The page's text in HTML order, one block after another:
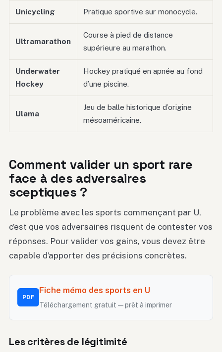
Unicycling Pratique sportive sur monocycle.
Ultramarathon
Course à pied de distance
supérieure au marathon.
Underwater
Hockey
Hockey pratiqué en apnée au fond
d’une piscine.
Ulama
Jeu de balle historique d’origine
mésoaméricaine.
Comment valider un sport rare
face à des adversaires
sceptiques ?
Le problème avec les sports commençant par U,
c’est que vos adversaires risquent de contester vos
réponses. Pour valider vos gains, vous devez être
capable d’apporter des précisions concrètes.
PDF
Fiche mémo des sports en U
Téléchargement gratuit — prêt à imprimer
Les critères de légitimité